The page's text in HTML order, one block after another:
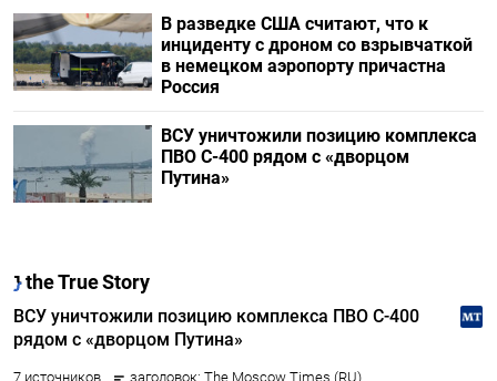
В разведке США считают, что к
инциденту с дроном со взрывчаткой
в немецком аэропорту причастна
Россия
ВСУ уничтожили позицию комплекса
ПВО С-400 рядом с «дворцом
Путина»